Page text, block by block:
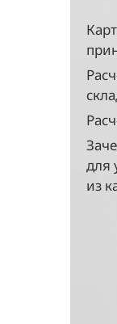
для
из